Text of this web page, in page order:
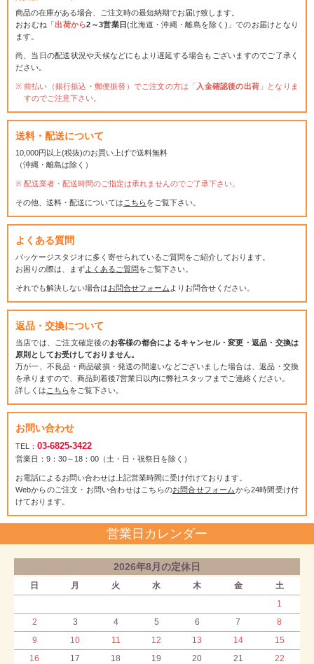
商品の在庫がある場合、ご注文時の最短納期でお届け致します。
おおむね「出荷から2～3営業日(北海道・沖縄・離島を除く)」でのお届けとなり
ます。
尚、当日の配送状況や天候などにもより遅延する場合もございますのでご了承く
ださい。
前払い（銀行振込・郵便振替）でご注文の方は「 入金確認後の出荷 」となりま
すのでご注意下さい。
送料・配送について
10,000円以上(税抜)のお買い上げで送料無料
（沖縄・離島は除く）
配送業者・配送時間のご指定は承れませんのでご了承下さい。
その他、送料・配送については こちらをご覧下さい。
よくある質問
パッケージスタジオに多く寄せられているご質問をご紹介しております。
お困りの際は、まずよくあるご質問をご覧下さい。
それでも解決しない場合はお問合せフォーム よりお問合せください。
返品・交換について
当店では、ご注文確定後のお客様の都合によるキャンセル・変更・返品・交換は
原則としてお受けしておりません。
万が一、不良品・商品破損・発送の間違いなどございました場合は、返品・交換
を承りますので、商品到着後7営業日以内に弊社スタッフまでご連絡ください。
詳しくは こちらをご覧下さい。
お問い合わせ
TEL： 03-6825-3422
営業日：9：30～18：00（土・日・祝祭日を除く）
お電話によるお問い合わせは上記営業時間に受け付けております。
Webからのご注文・お問い合わせはこちらのお問合せフォームから24時間受け付
けております。
営業日カレンダー
2026年8月の定休日
日 月 火 水 木 金
土
1
2
3 4 5 6 7
8
9
10 11 12 13 14
15
16
17 18 19 20 21
22